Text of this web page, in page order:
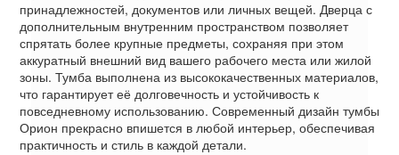
принадлежностей, документов или личных вещей. Дверца с
дополнительным внутренним пространством позволяет
спрятать более крупные предметы, сохраняя при этом
аккуратный внешний вид вашего рабочего места или жилой
зоны. Тумба выполнена из высококачественных материалов,
что гарантирует её долговечность и устойчивость к
повседневному использованию. Современный дизайн тумбы
Орион прекрасно впишется в любой интерьер, обеспечивая
практичность и стиль в каждой детали.